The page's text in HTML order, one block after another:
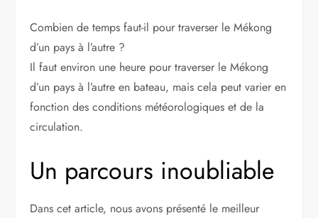
Combien de temps faut-il pour traverser le Mékong
d’un pays à l’autre ?
Il faut environ une heure pour traverser le Mékong
d’un pays à l’autre en bateau, mais cela peut varier en
fonction des conditions météorologiques et de la
circulation.
Un parcours inoubliable
Dans cet article, nous avons présenté le meilleur